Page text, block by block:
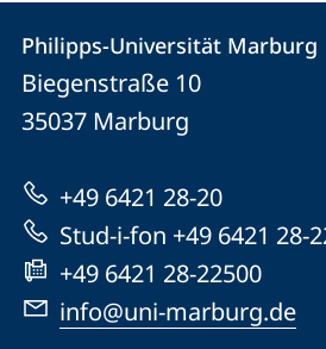
Kontakt
und
Informationen
zur
Website
Kontaktinformationen
Philipps-
Universität
Philipps-Universität Marburg
Biegenstraße 10
35037 Marburg
+49 6421 28-20
Stud-i-fon +49 6421 28-
+49 6421 28-22500
info@uni-marburg.de